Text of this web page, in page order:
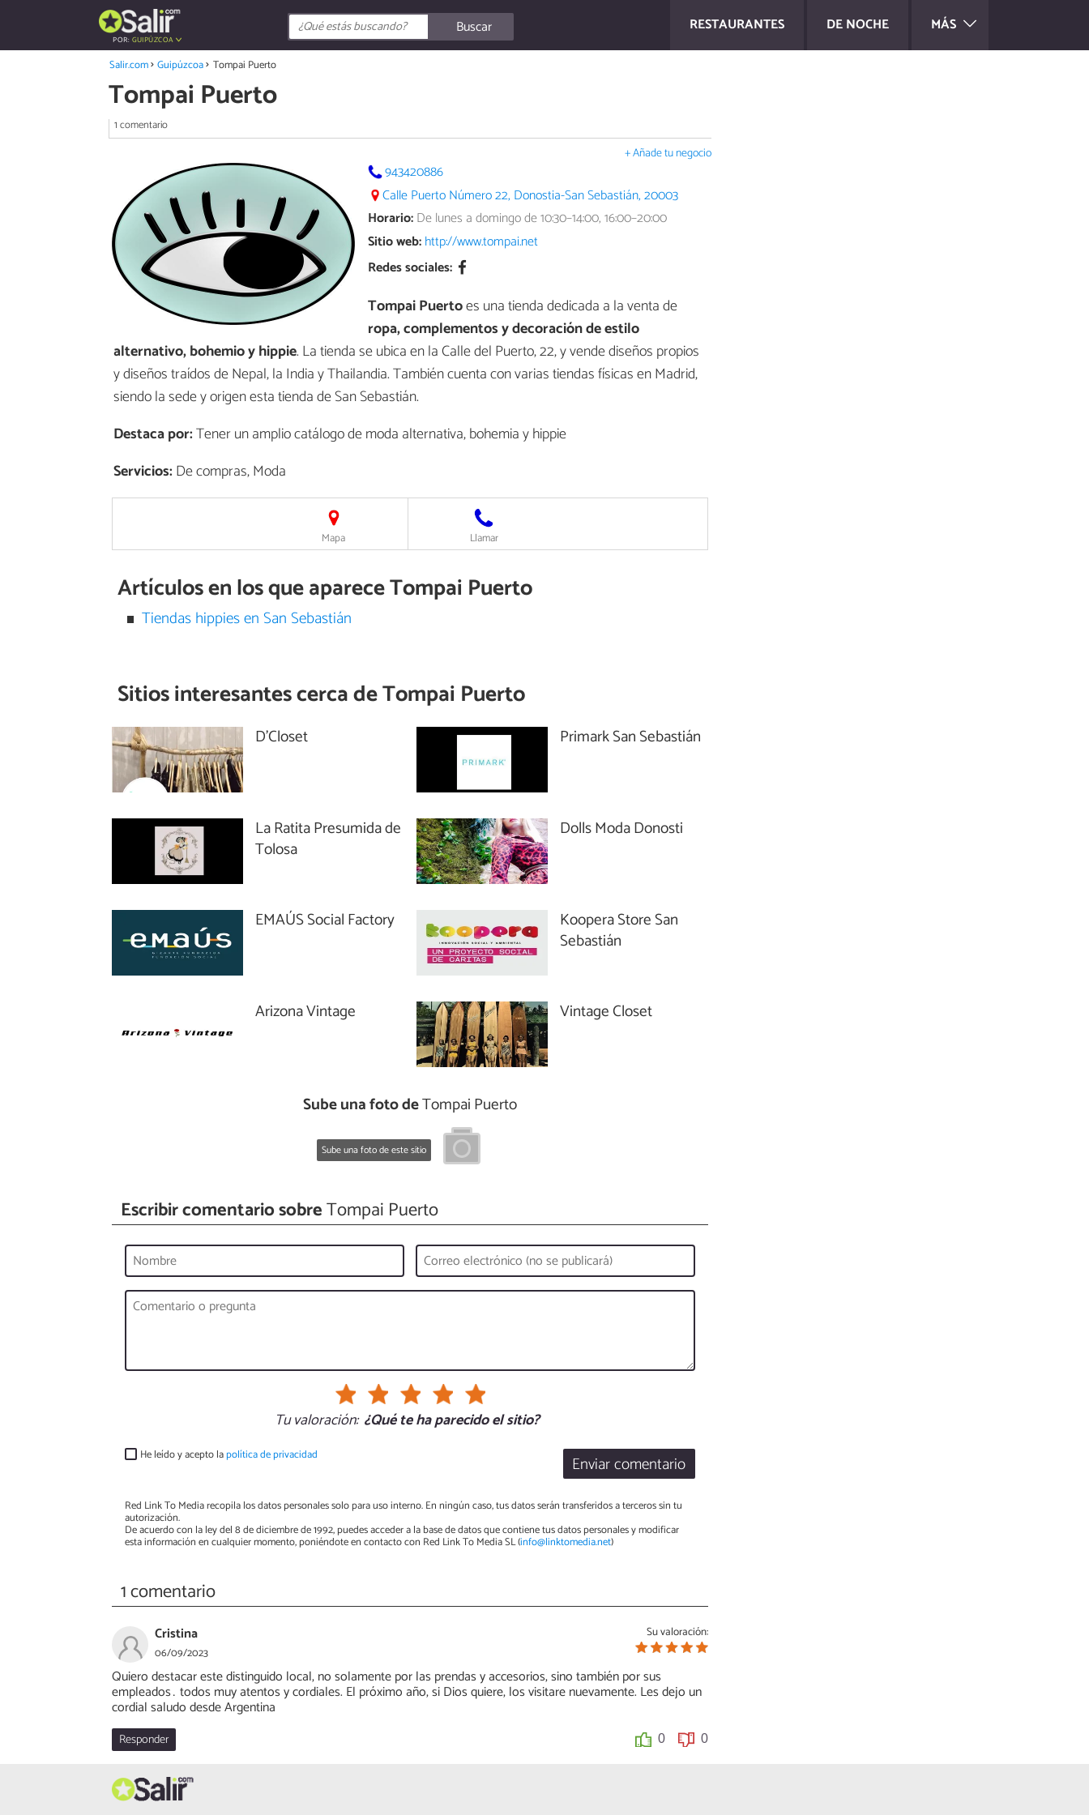
RESTAURANTES DE NOCHE MÁS
POR: GUIPÚZCOA
Buscar
Salir.com Guipúzcoa Tompai Puerto
Tompai Puerto
1 comentario
+ Añade tu negocio
943420886
Calle Puerto Número 22, Donostia-San Sebastián, 20003
Horario:De lunes a domingo de 10:30–14:00, 16:00–20:00
Sitio web:http://www.tompai.net
Redes sociales:
Tompai Puertoes una tienda dedicada a la venta de
ropa, complementos y decoración de estilo
alternativo, bohemio y hippie. La tienda se ubica en la Calle del Puerto, 22, y vende diseños propios
y diseños traídos de Nepal, la India y Thailandia. También cuenta con varias tiendas físicas en Madrid,
siendo la sede y origen esta tienda de San Sebastián.
Destaca por:Tener un amplio catálogo de moda alternativa, bohemia y hippie
Servicios:De compras, Moda
Mapa Llamar
Artículos en los que aparece Tompai Puerto
Tiendas hippies en San Sebastián
Sitios interesantes cerca deTompai Puerto
D'Closet Primark San Sebastián
La Ratita Presumida de
Tolosa
Dolls Moda Donosti
EMAÚS Social Factory
Koopera Store San
Sebastián
Arizona Vintage Vintage Closet
Sube una foto deTompai Puerto
Sube una foto de este sitio
Escribir comentario sobreTompai Puerto
Tu valoración: ¿Qué te ha parecido el sitio?
Enviar comentario
He leído y acepto lapolítica de privacidad
Red Link To Media recopila los datos personales solo para uso interno. En ningún caso, tus datos serán transferidos a terceros sin tu
autorización.
De acuerdo con la ley del 8 de diciembre de 1992, puedes acceder a la base de datos que contiene tus datos personales y modificar
esta información en cualquier momento, poniéndote en contacto con Red Link To Media SL (info@linktomedia.net)
1 comentario
Su valoración:
Cristina
06/09/2023
Quiero destacar este distinguido local, no solamente por las prendas y accesorios, sino también por sus
empleados… todos muy atentos y cordiales. El próximo año, si Dios quiere, los visitare nuevamente. Les dejo un
cordial saludo desde Argentina
Responder 0 0